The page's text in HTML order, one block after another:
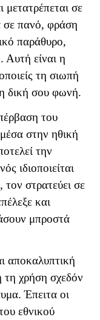
μετατρέπεται σε
σε πανό, φράση
παράθυρο,
Αυτή είναι η
τη σιωπή
δική σου φωνή.
του
στην ηθική
την
ιδιοποιείται
στρατεύει σε
και
μπροστά
αποκαλυπτική
τη χρήση σχεδόν
Έπειτα οι
εθνικού